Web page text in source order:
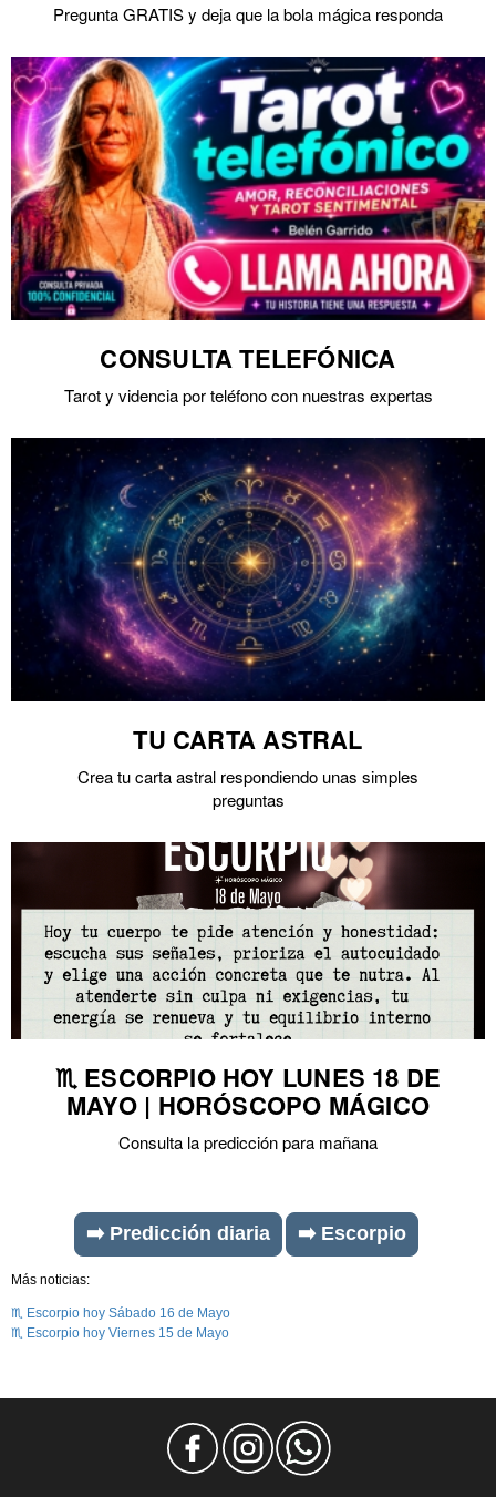
Pregunta GRATIS y deja que la bola mágica responda
CONSULTA TELEFÓNICA
Tarot y videncia por teléfono con nuestras expertas
TU CARTA ASTRAL
Crea tu carta astral respondiendo unas simples
preguntas
♏ ESCORPIO HOY LUNES 18 DE
MAYO | HORÓSCOPO MÁGICO
Consulta la predicción para mañana
➡️ Predicción diaria ➡️ Escorpio
Más noticias:
♏ Escorpio hoy Sábado 16 de Mayo
♏ Escorpio hoy Viernes 15 de Mayo